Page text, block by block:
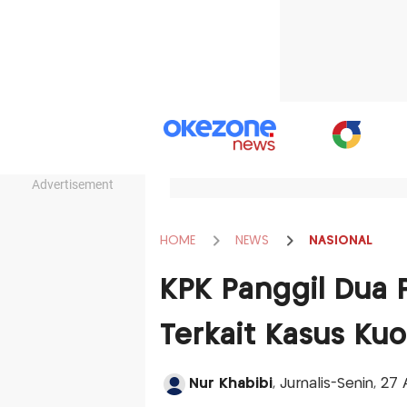
Advertisement
HOME NEWS NASIONAL
KPK Panggil
Terkait Kasus
Nur Khabibi, Jurnalis-Senin, 27